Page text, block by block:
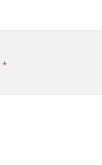
*